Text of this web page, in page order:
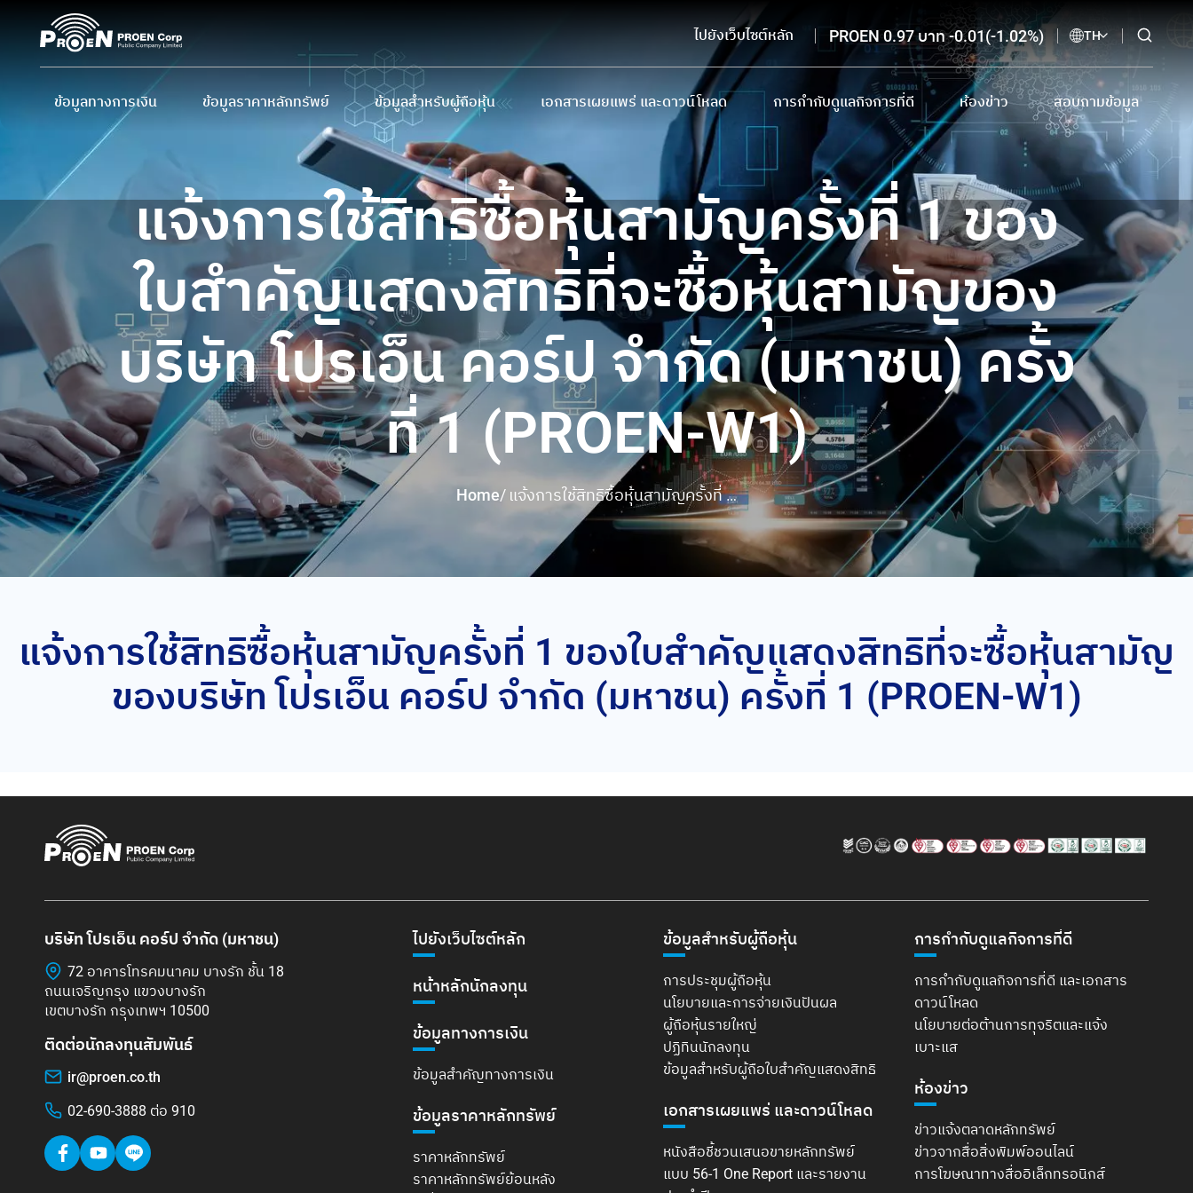
ไปยังเว็บไซต์หลัก PROEN 0.97 บาท -0.01(-1.02%) TH
ข้อมูลทางการเงิน
ข้อมูลสำคัญทางการเงิน
งบการเงิน และ MD&A
ข้อมูลราคาหลักทรัพย์
ราคาหลักทรัพย์
ราคาหลักทรัพย์ย้อนหลัง
ข้อมูลสำหรับผู้ถือหุ้น
ผู้ถือหุ้นรายใหญ่
นโยบายและการจ่ายเงินปันผล
การประชุมผู้ถือหุ้น
ปฏิทินนักลงทุน
ข้อมูลสำหรับผู้ถือใบสำคัญแสดงสิทธิ
เอกสารเผยแพร่ และดาวน์โหลด
หนังสือชี้ชวนเสนอขายหลักทรัพย์
แบบ 56-1 One Report และรายงานประจำปี
รายงานความยั่งยืน
เอกสารนำเสนอและเว็บแคสต์
ดาวน์โหลดเอกสาร
การกำกับดูแลกิจการที่ดี
การกำกับดูแลกิจการที่ดี และเอกสารดาวน์โหลด
นโยบายต่อต้านการทุจริตและแจ้งเบาะแส
ห้องข่าว
ข่าวแจ้งตลาดหลักทรัพย์
ข่าวจากสื่อสิ่งพิมพ์ออนไลน์
การโฆษณาทางสื่ออิเล็กทรอนิกส์
สอบถามข้อมูล
ติดต่อนักลงทุนสัมพันธ์
อีเมลรับข่าวสาร
จรรยาบรรณนักลงทุนสัมพันธ์
แจ้งการใช้สิทธิซื้อหุ้นสามัญครั้งที่ 1 ของ
ใบสำคัญแสดงสิทธิที่จะซื้อหุ้นสามัญของ
บริษัท โปรเอ็น คอร์ป จำกัด (มหาชน) ครั้ง
ที่ 1 (PROEN-W1)
Home/ แจ้งการใช้สิทธิซื้อหุ้นสามัญครั้งที่ 1
ของใบสำคัญแสดงสิทธิที่จะซื้อหุ้น
สามัญของบริษัท โปรเอ็น คอร์ป
จำกัด (มหาชน) ครั้งที่ 1 (PROEN-
แจ้งการใช้สิทธิซื้อหุ้นสามัญครั้งที่ 1 ของใบสำคัญแสดงสิทธิที่จะซื้อหุ้นสามัญ
ของบริษัท โปรเอ็น คอร์ป จำกัด (มหาชน) ครั้งที่ 1 (PROEN-W1)
บริษัท โปรเอ็น คอร์ป จำกัด (มหาชน)
72 อาคารโทรคมนาคม บางรัก ชั้น 18
ถนนเจริญกรุง แขวงบางรัก
เขตบางรัก กรุงเทพฯ 10500
ติดต่อนักลงทุนสัมพันธ์
ir@proen.co.th
02-690-3888 ต่อ 910
ไปยังเว็บไซต์หลัก
หน้าหลักนักลงทุน
ข้อมูลทางการเงิน
ข้อมูลสำคัญทางการเงิน
ข้อมูลราคาหลักทรัพย์
ราคาหลักทรัพย์
ราคาหลักทรัพย์ย้อนหลัง
ข้อมูลสำหรับผู้ถือหุ้น
การประชุมผู้ถือหุ้น
นโยบายและการจ่ายเงินปันผล
ผู้ถือหุ้นรายใหญ่
ปฏิทินนักลงทุน
ข้อมูลสำหรับผู้ถือใบสำคัญแสดงสิทธิ
เอกสารเผยแพร่ และดาวน์โหลด
หนังสือชี้ชวนเสนอขายหลักทรัพย์
แบบ 56-1 One Report และรายงาน
การกำกับดูแลกิจการที่ดี
การกำกับดูแลกิจการที่ดี และเอกสาร
ดาวน์โหลด
นโยบายต่อต้านการทุจริตและแจ้ง
เบาะแส
ห้องข่าว
ข่าวแจ้งตลาดหลักทรัพย์
ข่าวจากสื่อสิ่งพิมพ์ออนไลน์
การโฆษณาทางสื่ออิเล็กทรอนิกส์